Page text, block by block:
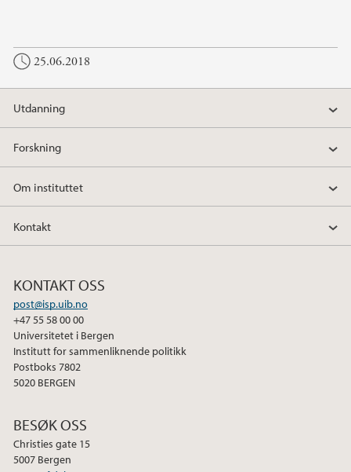
25.06.2018
Utdanning
Forskning
Om instituttet
Kontakt
KONTAKT OSS
post@isp.uib.no
+47 55 58 00 00
Universitetet i Bergen
Institutt for sammenliknende politikk
Postboks 7802
5020 BERGEN
BESØK OSS
Christies gate 15
5007 Bergen